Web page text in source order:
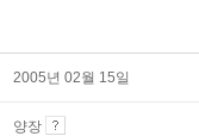
2005년 02월 15일
양장